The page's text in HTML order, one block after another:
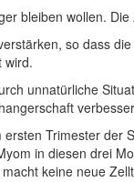
bleiben wollen.
so dass
wird.
unnatürliche
Trimester
in diesen drei
keine neue